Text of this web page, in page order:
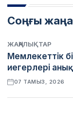
Соңғы
ЖАҢАЛЫҚТАР
Мемлекеттік
иегерлері
07 ТАМЫЗ, 2026